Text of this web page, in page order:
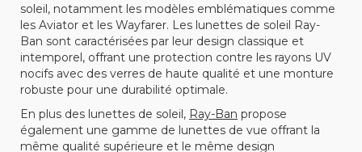
soleil, notamment les modèles emblématiques comme
les Aviator et les Wayfarer. Les lunettes de soleil Ray-
Ban sont caractérisées par leur design classique et
intemporel, offrant une protection contre les rayons UV
nocifs avec des verres de haute qualité et une monture
robuste pour une durabilité optimale.
En plus des lunettes de soleil, Ray-Ban propose
également une gamme de lunettes de vue offrant la
même qualité supérieure et le même design